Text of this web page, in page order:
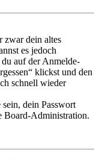
zwar dein altes
es jedoch
auf der Anmelde-
klickst und den
schnell wieder
dein Passwort
Board-Administration.